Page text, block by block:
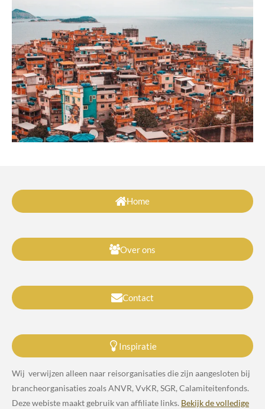
Home
Over ons
Contact
Inspiratie
Wij verwijzen alleen naar reisorganisaties die zijn aangesloten bij
brancheorganisaties zoals ANVR, VvKR, SGR, Calamiteitenfonds.
Deze webiste maakt gebruik van affiliate links. Bekijk de volledige